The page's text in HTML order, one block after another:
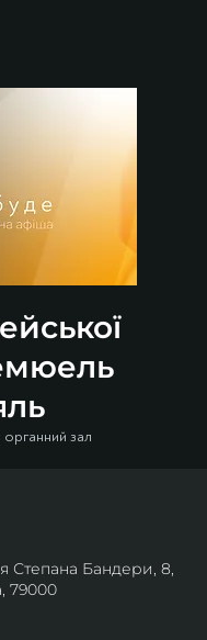
органний зал
Степана Бандери, 8,
79000